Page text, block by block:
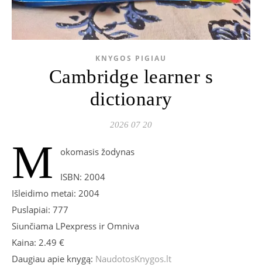
KNYGOS PIGIAU
Cambridge learner s
dictionary
2026 07 20
M okomasis žodynas
ISBN: 2004
Išleidimo metai: 2004
Puslapiai: 777
Siunčiama LPexpress ir Omniva
Kaina: 2.49 €
Daugiau apie knygą: NaudotosKnygos.lt